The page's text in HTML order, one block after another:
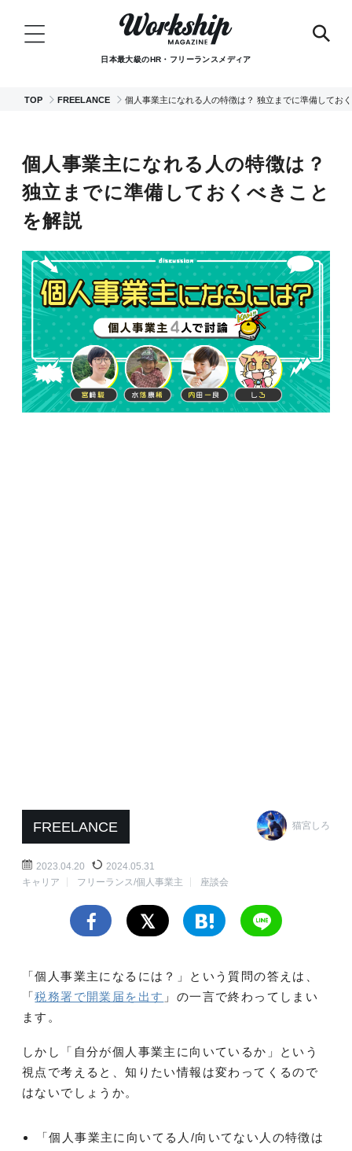
日本最大級のHR・フリーランスメディア
TOP FREELANCE 個人事業主になれる人の特徴は？ 独立までに準備してお
個人事業主になれる人の特徴は？
独立までに準備しておくべきこと
を解説
FREELANCE 猫宮しろ
2023.04.20
2024.05.31
キャリア
フリーランス/個人事業主 座談会
「個人事業主になるには？」という質問の答えは、
「税務署で開業届を出す 」の一言で終わってしまい
ます。
しかし「自分が個人事業主に向いているか」という
視点で考えると、知りたい情報は変わってくるので
はないでしょうか。
「個人事業主に向いてる人/向いてない人の特徴は